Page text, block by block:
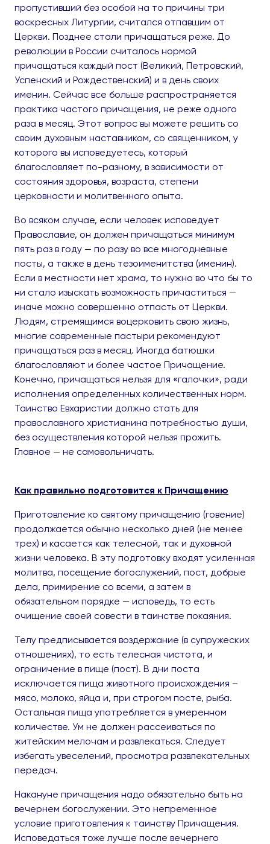
пропустивший без особой на то причины три
воскресных Литургии, считался отпавшим от
Церкви. Позднее стали причащаться реже. До
революции в России считалось нормой
причащаться каждый пост (Великий, Петровский,
Успенский и Рождественский) и в день своих
именин. Сейчас все больше распространяется
практика частого причащения, не реже одного
раза в месяц. Этот вопрос вы можете решить со
своим духовным наставником, со священником, у
которого вы исповедуетесь, который
благословляет по-разному, в зависимости от
состояния здоровья, возраста, степени
церковности и молитвенного опыта.
Во всяком случае, если человек исповедует
Православие, он должен причащаться минимум
пять раз в году — по разу во все многодневные
посты, а также в день тезоименитства (именин).
Если в местности нет храма, то нужно во что бы то
ни стало изыскать возможность причаститься —
иначе мож­но совершенно отпасть от Церкви.
Людям, стремящимся воцерковить свою жизнь,
многие современные пастыри рекомендуют
причащаться раз в месяц. Иногда батюшки
благословляют и более частое Причащение.
Конечно, причащаться нельзя для «галочки», ради
испол­нения определенных количественных норм.
Таинство Евха­ристии должно стать для
православного христианина потреб­ностью души,
без осуществления которой нельзя прожить.
Главное — не самовольничать.
Как правильно подготовится к Причащению
Приготовление ко святому причащению (говение)
продолжается обычно несколько дней (не менее
трех) и касается как телесной, так и духовной
жизни человека. В эту подготовку входят усиленная
молитва, посещение богослужений, пост, добрые
дела, примирение со всеми, а затем в
обязательном порядке — исповедь, то есть
очищение своей совести в таинстве покаяния.
Телу предписывается воздержание (в супружеских
отношениях), то есть телесная чистота, и
ограничение в пище (пост). В дни поста
исключается пища животного происхождения –
мясо, молоко, яйца и, при строгом посте, рыба.
Остальная пища употребляется в умеренном
количестве. Ум не должен рассеиваться по
житейским мелочам и развлекаться. Следует
избегать увеселений, просмотра развлекательных
передач.
Накануне причащения надо обязательно быть на
вечернем богослужении. Это непременное
условие приготовления к таинству Причащения.
Исповедаться тоже лучше после вечернего